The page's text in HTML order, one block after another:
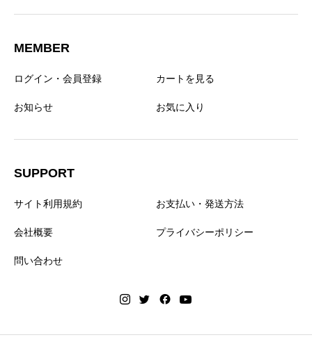
MEMBER
ログイン・会員登録 カートを見る
お知らせ お気に入り
SUPPORT
サイト利用規約 お支払い・発送方法
会社概要 プライバシーポリシー
問い合わせ